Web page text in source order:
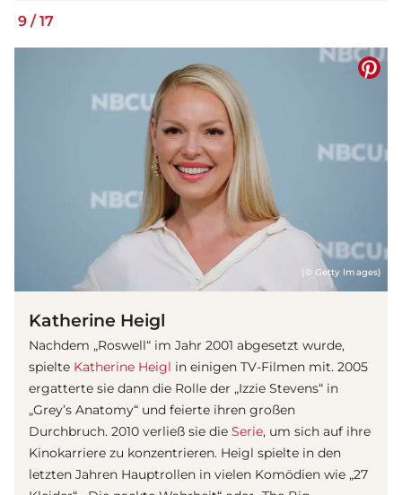
9 / 17
(© Getty Images)
Katherine Heigl
Nachdem „Roswell“ im Jahr 2001 abgesetzt wurde,
spielte Katherine Heigl in einigen TV-Filmen mit. 2005
ergatterte sie dann die Rolle der „Izzie Stevens“ in
„Grey’s Anatomy“ und feierte ihren großen
Durchbruch. 2010 verließ sie die Serie, um sich auf ihre
Kinokarriere zu konzentrieren. Heigl spielte in den
letzten Jahren Hauptrollen in vielen Komödien wie „27